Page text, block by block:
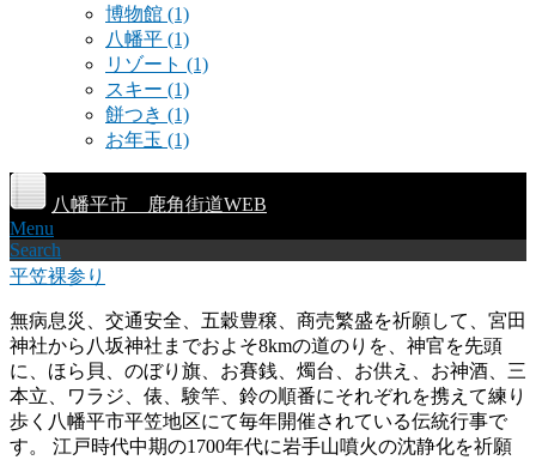
博物館 (1)
八幡平 (1)
リゾート (1)
スキー (1)
餅つき (1)
お年玉 (1)
八幡平市 鹿角街道WEB
Menu
Search
平笠裸参り
無病息災、交通安全、五穀豊穣、商売繁盛を祈願して、宮田
神社から八坂神社までおよそ8kmの道のりを、神官を先頭
に、ほら貝、のぼり旗、お賽銭、燭台、お供え、お神酒、三
本立、ワラジ、俵、験竿、鈴の順番にそれぞれを携えて練り
歩く八幡平市平笠地区にて毎年開催されている伝統行事で
す。 江戸時代中期の1700年代に岩手山噴火の沈静化を祈願